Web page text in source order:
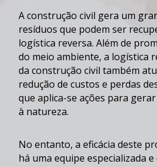
Aconstrução civil gera um
resíduos que podem ser
logística reversa. Além de
do meio ambiente, a logística
da construção civil também
redução de custos e perdas
que aplica-se ações para
à natureza.
No entanto, a eficácia deste
há uma equipe especializada